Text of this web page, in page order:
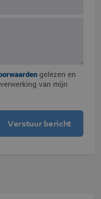
gelezen en
van mijn